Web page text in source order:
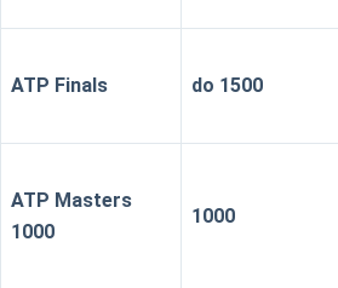
ATP Finals do 1500
ATP Masters
1000
1000